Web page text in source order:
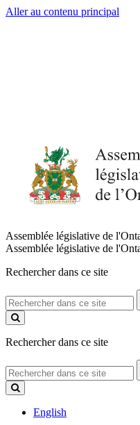
Aller au contenu principal
Assemblée législative de
Assemblée législative de
Rechercher dans ce site
Rechercher
dans
ce
Rechercher dans ce site
Rechercher
dans
ce
English